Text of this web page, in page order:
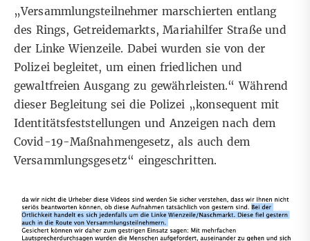
„Versammlungsteilnehmer marschierten entlang
des Rings, Getreidemarkts, Mariahilfer Straße und
der Linke Wienzeile. Dabei wurden sie von der
Polizei begleitet, um einen friedlichen und
gewaltfreien Ausgang zu gewährleisten.“ Während
dieser Begleitung sei die Polizei „konsequent mit
Identitätsfeststellungen und Anzeigen nach dem
Covid-19-Maßnahmengesetz, als auch dem
Versammlungsgesetz“ eingeschritten.